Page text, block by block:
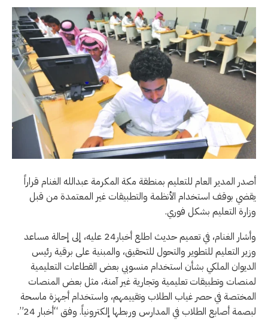
أصدر المدير العام للتعليم بمنطقة مكة المكرمة عبدالله الغنام قراراً
يقضي بوقف استخدام الأنظمة والتطبيقات غير المعتمدة من قبل
وزارة التعليم بشكل فوري.
وأشار الغنام، في تعميم حديث اطلع أخبار24 عليه، إلى إحالة مساعد
وزير التعليم للتطوير والتحول للتحقيق، والمبنية على برقية رئيس
الديوان الملكي بشأن استخدام منسوبي بعض القطاعات التعليمية
لمنصات وتطبيقات تعليمية وتجارية غير آمنة، مثل بعض المنصات
المختصة في حصر غياب الطلاب وتقييمهم، واستخدام أجهزة ماسحة
لبصمة أصابع الطلاب في المدارس وربطها إلكترونياً. وفق “أخبار 24”.